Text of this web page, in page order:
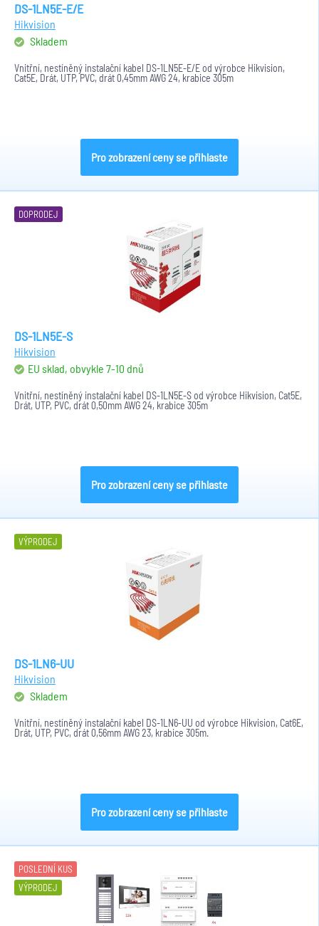
DS-1LN5E-E/E
Hikvision
Skladem
Vnitřní, nestíněný instalační kabel DS-1LN5E-E/E od výrobce Hikvision,
Cat5E, Drát, UTP, PVC, drát 0,45mm AWG 24, krabice 305m
Pro zobrazení ceny se přihlaste
DOPRODEJ
DS-1LN5E-S
Hikvision
EU sklad, obvykle 7-10 dnů
Vnitřní, nestíněný instalační kabel DS-1LN5E-S od výrobce Hikvision, Cat5E,
Drát, UTP, PVC, drát 0,50mm AWG 24, krabice 305m
Pro zobrazení ceny se přihlaste
VÝPRODEJ
DS-1LN6-UU
Hikvision
Skladem
Vnitřní, nestíněný instalační kabel DS-1LN6-UU od výrobce Hikvision, Cat6E,
Drát, UTP, PVC, drát 0,56mm AWG 23, krabice 305m.
Pro zobrazení ceny se přihlaste
POSLEDNÍ KUS
VÝPRODEJ